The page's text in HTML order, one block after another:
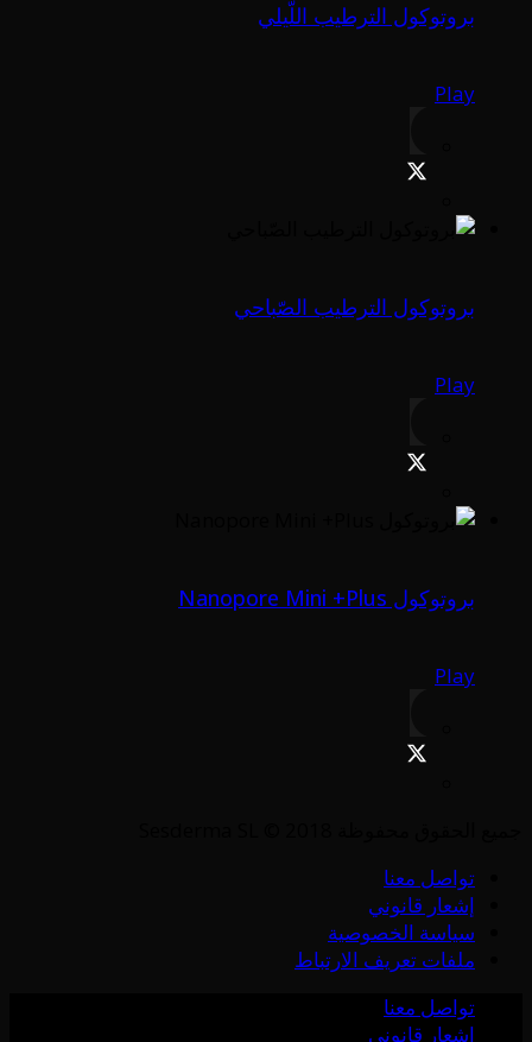
بروتوكول الترطيب اللّيلي
Play
بروتوكول الترطيب الصّباحي
Play
بروتوكول Nanopore Mini +Plus
Play
تواصل معنا
إشعار قانوني
سياسة الخصوصية
ملفات تعريف الارتباط
تواصل معنا
إشعار قانوني